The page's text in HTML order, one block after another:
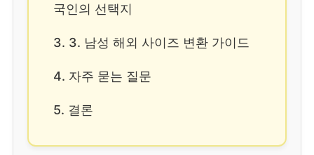
국인의 선택지
3. 3. 남성 해외 사이즈 변환 가이드
4. 자주 묻는 질문
5. 결론